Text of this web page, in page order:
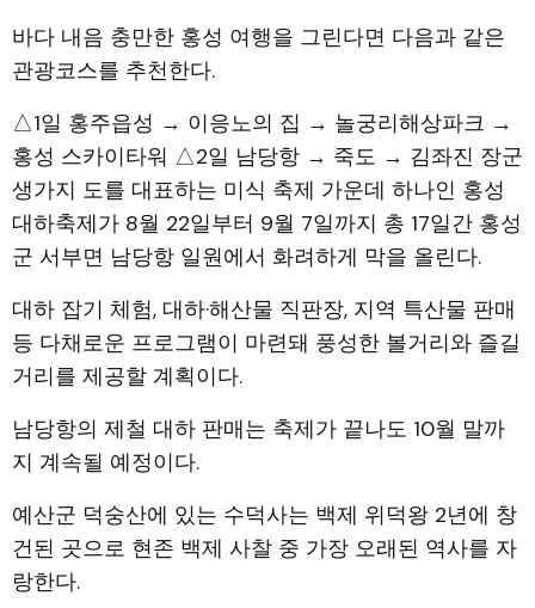
바다 내음 충만한 홍성 여행을 그린다면 다음과 같은
관광코스를 추천한다.
△1일 홍주읍성 → 이응노의 집 → 놀궁리해상파크 →
홍성 스카이타워 △2일 남당항 → 죽도 → 김좌진 장군
생가지 도를 대표하는 미식 축제 가운데 하나인 홍성
대하축제가 8월 22일부터 9월 7일까지 총 17일간 홍성
군 서부면 남당항 일원에서 화려하게 막을 올린다.
대하 잡기 체험, 대하·해산물 직판장, 지역 특산물 판매
등 다채로운 프로그램이 마련돼 풍성한 볼거리와 즐길
거리를 제공할 계획이다.
남당항의 제철 대하 판매는 축제가 끝나도 10월 말까
지 계속될 예정이다.
예산군 덕숭산에 있는 수덕사는 백제 위덕왕 2년에 창
건된 곳으로 현존 백제 사찰 중 가장 오래된 역사를 자
랑한다.